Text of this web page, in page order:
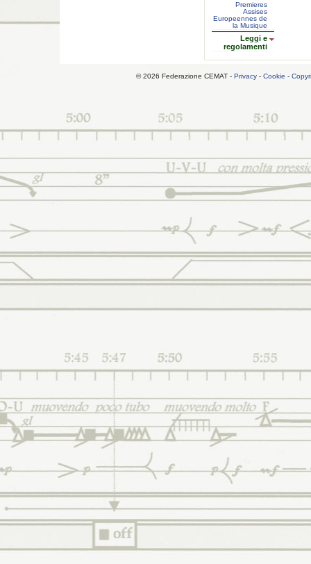
Premieres
Assises
Europeennes de
la Musique
Leggi e
regolamenti
© 2026 Federazione CEMAT - Privacy- Cookie -